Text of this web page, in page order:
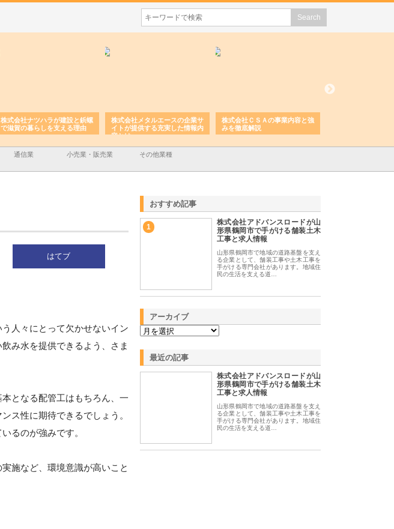
株式会社ナツハラが建設と鋲螺
で滋賀の暮らしを支える理由
株式会社メタルエースの企業サ
イトが提供する充実した情報内
容とは
株式会社ＣＳＡの事業内容と強
みを徹底解説
通信業 小売業・販売業 その他業種
はてブ
人々にとって欠かせないイン
み水を提供できるよう、さま
となる配管工はもちろん、一
ス性に期待できるでしょう。
るのが強みです。
施など、環境意識が高いこと
おすすめ記事
1
株式会社アドバンスロードが山
形県鶴岡市で手がける舗装土木
工事と求人情報
山形県鶴岡市で地域の道路基盤を支え
る企業として、舗装工事や土木工事を
手がける専門会社があります。地域住
民の生活を支える道…
アーカイブ
最近の記事
株式会社アドバンスロードが山
形県鶴岡市で手がける舗装土木
工事と求人情報
山形県鶴岡市で地域の道路基盤を支え
る企業として、舗装工事や土木工事を
手がける専門会社があります。地域住
民の生活を支える道…